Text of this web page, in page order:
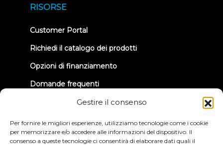
Gestire il consenso
Per fornire le migliori esperienze, utilizziamo tecnologie come i cookie
per memorizzare e/o accedere alle informazioni del dispositivo. Il
consenso a queste tecnologie ci consentirà di elaborare dati quali il
RISORSE
Customer Portal(opens
new
Richiedi il catalogo dei prodotti
Opzioni di finanziamento
Domande frequenti
TRUE Run Club
Informazioni sul richiamo